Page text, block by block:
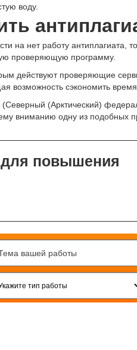
воду.
на нет работу антиплагиата,
проверяющую программу.
действуют проверяющие
возможность сэкономить
(Арктический)
вниманию одну из подобных
для повышения